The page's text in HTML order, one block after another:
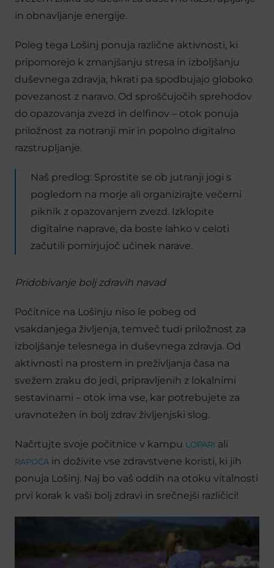
in obnavljanje energije.
Poleg tega Lošinj ponuja različne aktivnosti, ki
pripomorejo k zmanjšanju stresa in izboljšanju
duševnega zdravja, hkrati pa spodbujajo globoko
povezanost z naravo. Od sproščujočih sprehodov
do opazovanja zvezd in delfinov – otok ponuja
priložnost za notranji mir in popolno digitalno
razstrupljanje.
Naš predlog: Sprostite se ob jutranji jogi s
pogledom na morje ali organizirajte večerni
piknik z opazovanjem zvezd. Izklopite
digitalne naprave, da boste lahko v celoti
začutili pomirjujoč učinek narave.
Pridobivanje bolj zdravih navad
Počitnice na Lošinju niso le pobeg od
vsakdanjega življenja, temveč tudi priložnost za
izboljšanje telesnega in duševnega zdravja. Od
aktivnosti na prostem in preživljanja časa na
svežem zraku do jedi, pripravljenih z lokalnimi
sestavinami – otok ima vse, kar potrebujete za
uravnotežen in bolj zdrav življenjski slog.
Načrtujte svoje počitnice v kampu LOPARI ali
RAPOĆA in doživite vse zdravstvene koristi, ki jih
ponuja Lošinj. Naj bo vaš oddih na otoku vitalnosti
prvi korak k vaši bolj zdravi in srečnejši različici!